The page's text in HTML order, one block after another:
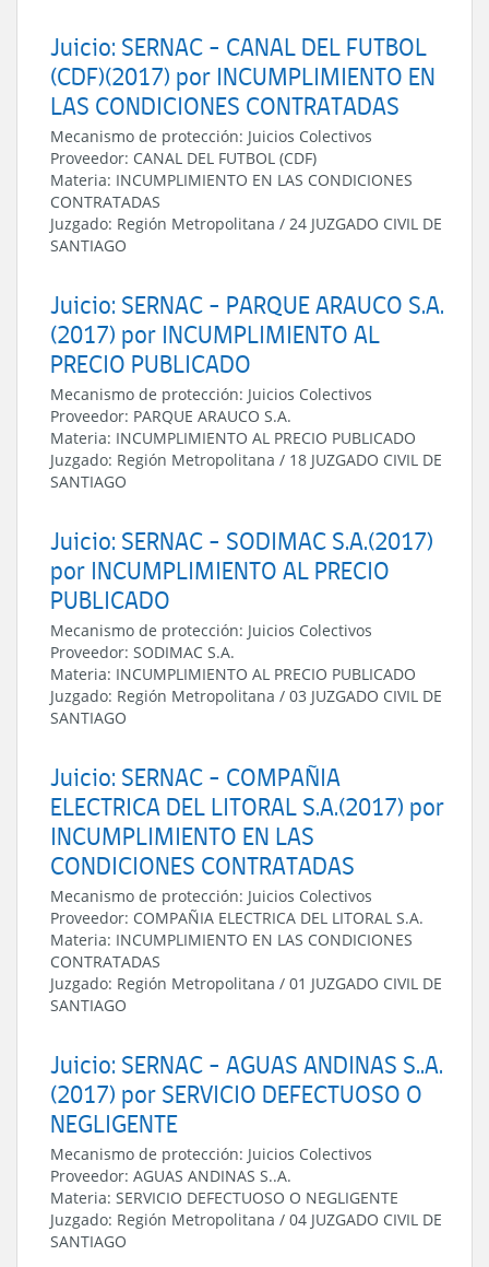
Juicio: SERNAC - CANAL DEL FUTBOL
(CDF)(2017) por INCUMPLIMIENTO EN
LAS CONDICIONES CONTRATADAS
Mecanismo de protección: Juicios Colectivos
Proveedor: CANAL DEL FUTBOL (CDF)
Materia: INCUMPLIMIENTO EN LAS CONDICIONES
CONTRATADAS
Juzgado: Región Metropolitana / 24 JUZGADO CIVIL DE
SANTIAGO
Juicio: SERNAC - PARQUE ARAUCO S.A.
(2017) por INCUMPLIMIENTO AL
PRECIO PUBLICADO
Mecanismo de protección: Juicios Colectivos
Proveedor: PARQUE ARAUCO S.A.
Materia: INCUMPLIMIENTO AL PRECIO PUBLICADO
Juzgado: Región Metropolitana / 18 JUZGADO CIVIL DE
SANTIAGO
Juicio: SERNAC - SODIMAC S.A.(2017)
por INCUMPLIMIENTO AL PRECIO
PUBLICADO
Mecanismo de protección: Juicios Colectivos
Proveedor: SODIMAC S.A.
Materia: INCUMPLIMIENTO AL PRECIO PUBLICADO
Juzgado: Región Metropolitana / 03 JUZGADO CIVIL DE
SANTIAGO
Juicio: SERNAC - COMPAÑIA
ELECTRICA DEL LITORAL S.A.(2017) por
INCUMPLIMIENTO EN LAS
CONDICIONES CONTRATADAS
Mecanismo de protección: Juicios Colectivos
Proveedor: COMPAÑIA ELECTRICA DEL LITORAL S.A.
Materia: INCUMPLIMIENTO EN LAS CONDICIONES
CONTRATADAS
Juzgado: Región Metropolitana / 01 JUZGADO CIVIL DE
SANTIAGO
Juicio: SERNAC - AGUAS ANDINAS S..A.
(2017) por SERVICIO DEFECTUOSO O
NEGLIGENTE
Mecanismo de protección: Juicios Colectivos
Proveedor: AGUAS ANDINAS S..A.
Materia: SERVICIO DEFECTUOSO O NEGLIGENTE
Juzgado: Región Metropolitana / 04 JUZGADO CIVIL DE
SANTIAGO